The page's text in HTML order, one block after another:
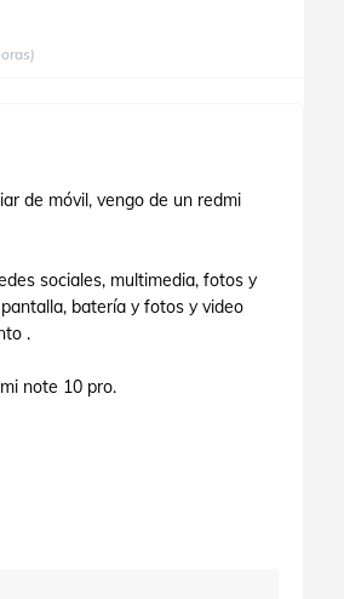
de móvil, vengo de un redmi
sociales, multimedia, fotos y
batería y fotos y video
.
note 10 pro.